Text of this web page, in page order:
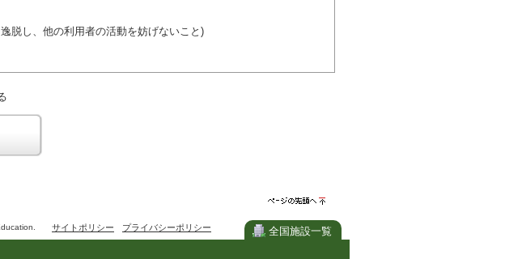
脱し、他の利用者の活動を妨げないこと)
した利用
した利用(団体が施設内及び施設を利用しながら他の利用者と、地
迷惑とならないようご協力ください。
頭へ
サイトポリシー プライバシーポリシー 全国施設一覧